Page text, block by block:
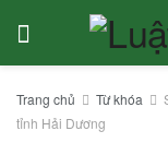
Trang chủ Từ khóa
tỉnh Hải Dương